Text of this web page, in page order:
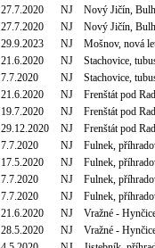
27.7.2020 NJ
Nový Jičín,
27.7.2020 NJ
Nový Jičín,
29.9.2023 NJ
Mošnov, nová
21.6.2020 NJ
Stachovice,
7.7.2020 NJ
Stachovice,
21.6.2020 NJ
Frenštát pod
19.7.2020 NJ
Frenštát pod
29.12.2020 NJ
Frenštát pod
7.7.2020 NJ
Fulnek,
17.5.2020 NJ
Fulnek,
7.7.2020 NJ
Fulnek,
7.7.2020 NJ
Fulnek,
21.6.2020 NJ
Vražné -
28.5.2020 NJ
Vražné -